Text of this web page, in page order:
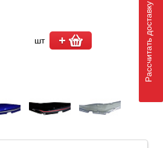
шт Рассчитать доставку